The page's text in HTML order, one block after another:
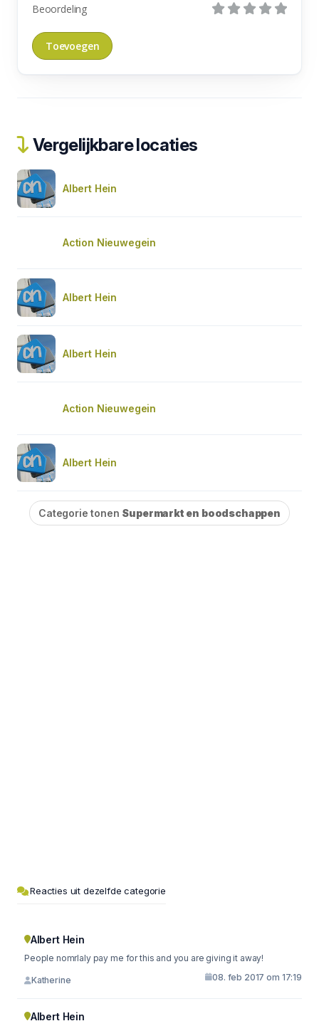
Beoordeling
Vergelijkbare locaties
Albert Hein
Action Nieuwegein
Albert Hein
Albert Hein
Action Nieuwegein
Albert Hein
Categorie tonen Supermarkt en boodschappen
Reacties uit dezelfde categorie
Albert Hein
People nomrlaly pay me for this and you are giving it away!
Katherine 08. feb 2017 om 17:19
Albert Hein